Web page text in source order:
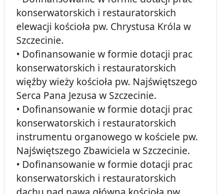
konserwatorskich i restauratorskich
elewacji kościoła pw. Chrystusa Króla w
Szczecinie.
• Dofinansowanie w formie dotacji prac
konserwatorskich i restauratorskich
więźby wieży kościoła pw. Najświętszego
Serca Pana Jezusa w Szczecinie.
• Dofinansowanie w formie dotacji prac
konserwatorskich i restauratorskich
instrumentu organowego w kościele pw.
Najświętszego Zbawiciela w Szczecinie.
• Dofinansowanie w formie dotacji prac
konserwatorskich i restauratorskich